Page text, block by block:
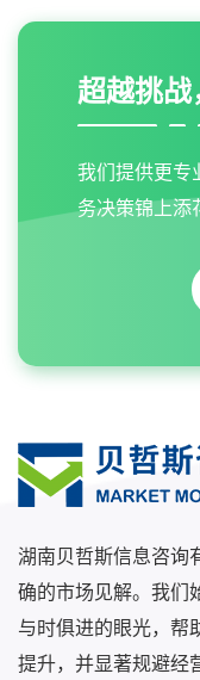
超越挑
我们提供更专
务决策锦上添
湖南贝哲斯信息咨询
确的市场见解。我们
与时俱进的眼光，帮
提升，并显著规避经